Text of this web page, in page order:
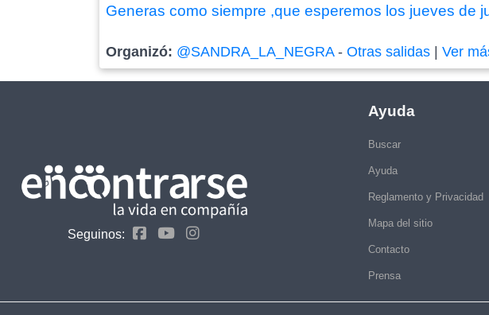
Generas como siempre ,que esperemos los jueves de
Organizó: @SANDRA_LA_NEGRA-Otras salidas |Ver
Seguinos:
Ayuda
Buscar
Ayuda
Reglamento y Privacidad
Mapa del sitio
Contacto
Prensa